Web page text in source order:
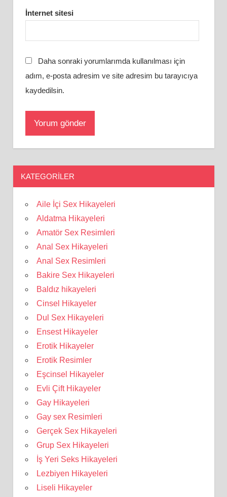
İnternet sitesi
Daha sonraki yorumlarımda kullanılması için
adım, e-posta adresim ve site adresim bu tarayıcıya
kaydedilsin.
KATEGORILER
Aile İçi Sex Hikayeleri
Aldatma Hikayeleri
Amatör Sex Resimleri
Anal Sex Hikayeleri
Anal Sex Resimleri
Bakire Sex Hikayeleri
Baldız hikayeleri
Cinsel Hikayeler
Dul Sex Hikayeleri
Ensest Hikayeler
Erotik Hikayeler
Erotik Resimler
Eşcinsel Hikayeler
Evli Çift Hikayeler
Gay Hikayeleri
Gay sex Resimleri
Gerçek Sex Hikayeleri
Grup Sex Hikayeleri
İş Yeri Seks Hikayeleri
Lezbiyen Hikayeleri
Liseli Hikayeler